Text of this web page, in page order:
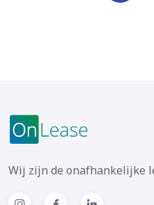
Wij zijn de onafhankelijke